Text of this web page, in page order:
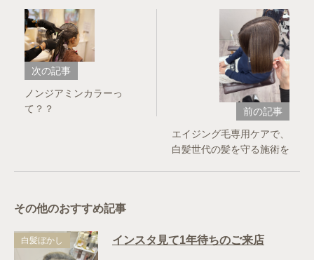
次の記事
ノンジアミンカラーっ
て？？
前の記事
エイジング毛専用ケアで、
白髪世代の髪を守る施術を
その他のおすすめ記事
白髪ぼかし インスタ見て1年待ちのご来店